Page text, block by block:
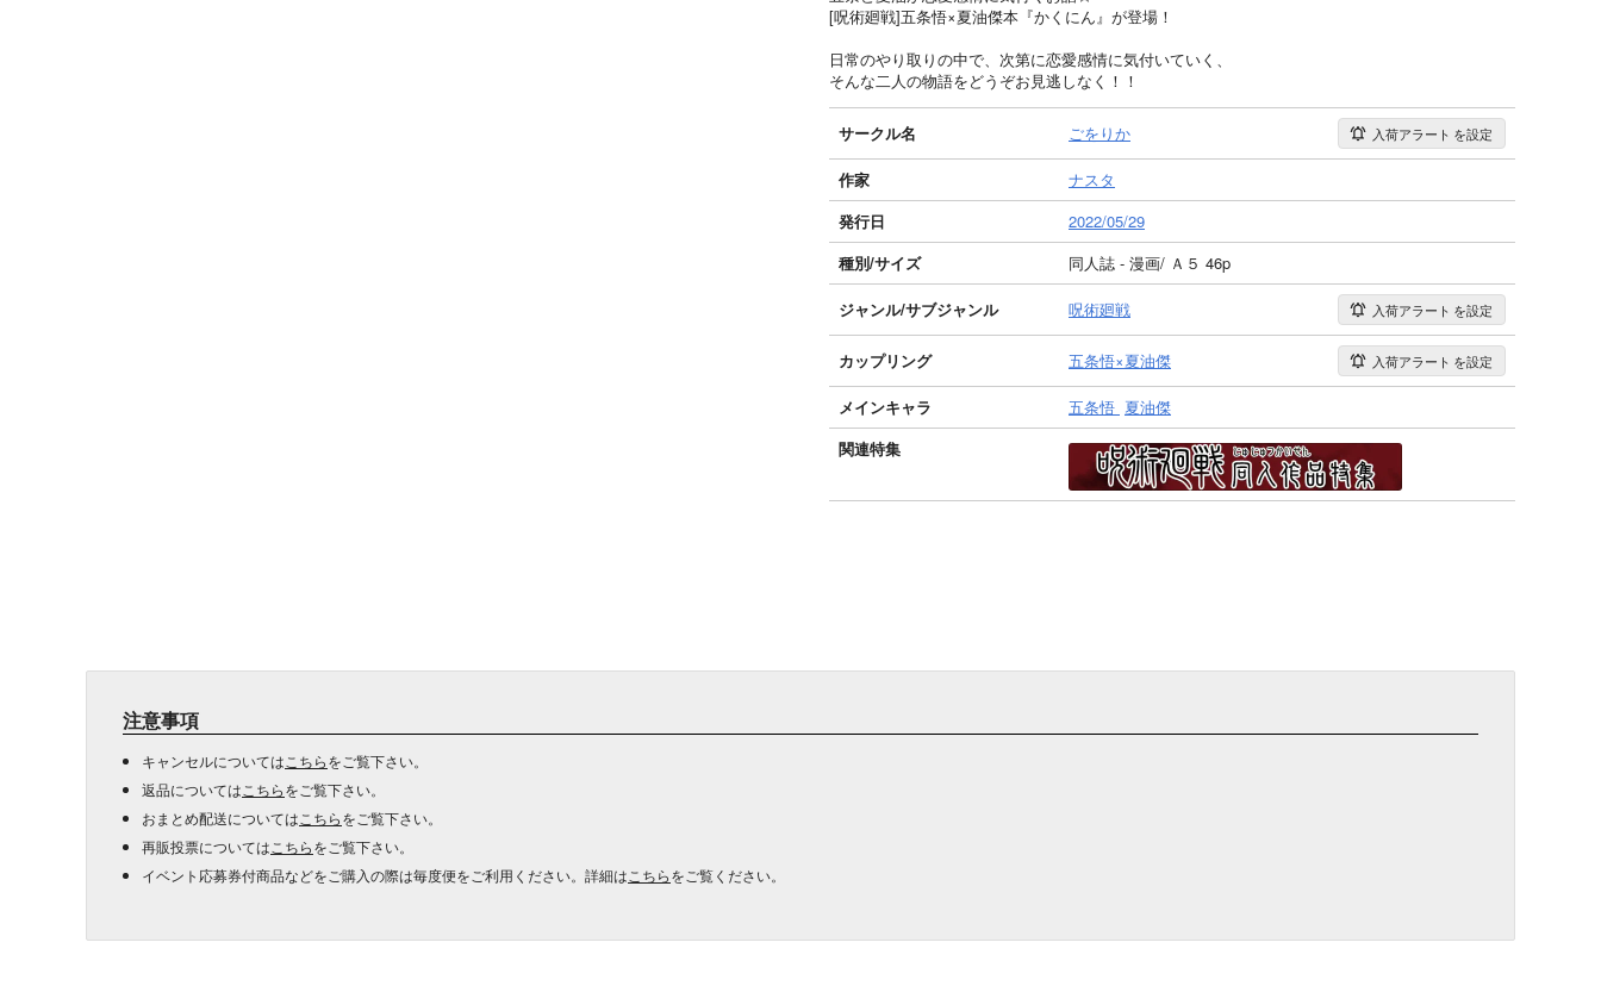
[呪術廻戦]五条悟×夏油傑本『かくにん』が登場！
日常のやり取りの中で、次第に恋愛感情に気付いていく、
そんな二人の物語をどうぞお見逃しなく！！
サークル名 ごをりか 入荷アラート を設定
作家
ナスタ
発行日
2022/05/29
種別/サイズ
同人誌 - 漫画/ Ａ５ 46p
ジャンル/サブジャンル 呪術廻戦 入荷アラート を設定
カップリング 五条悟×夏油傑 入荷アラート を設定
メインキャラ 五条悟 夏油傑
関連特集
注意事項
キャンセルについては こちらをご覧下さい。
返品については こちらをご覧下さい。
おまとめ配送については こちらをご覧下さい。
再販投票については こちらをご覧下さい。
イベント応募券付商品などをご購入の際は毎度便をご利用ください。詳細は こちらをご覧ください。